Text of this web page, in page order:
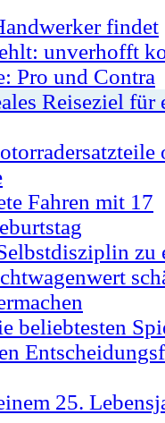
findet
unverhofft
Pro und Contra
Reiseziel für
Fahren mit 17
zu
beliebtesten
25.